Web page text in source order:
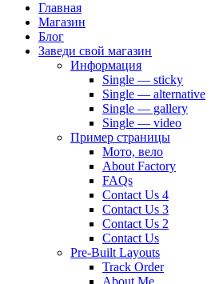
Главная
Магазин
Блог
Заведи свой магазин
Информация
Single — sticky
Single — alternative
Single — gallery
Single — video
Пример страницы
Мото, вело
About Factory
FAQs
Contact Us 4
Contact Us 3
Contact Us 2
Contact Us
Pre-Built Layouts
Track Order